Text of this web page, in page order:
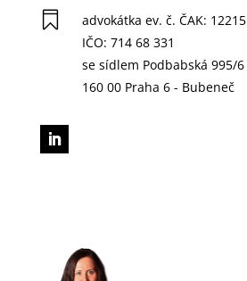

advokátka ev. č. ČAK: 12215
IČO: 714 68 331
se sídlem Podbabská 995/6
160 00 Praha 6 - Bubeneč